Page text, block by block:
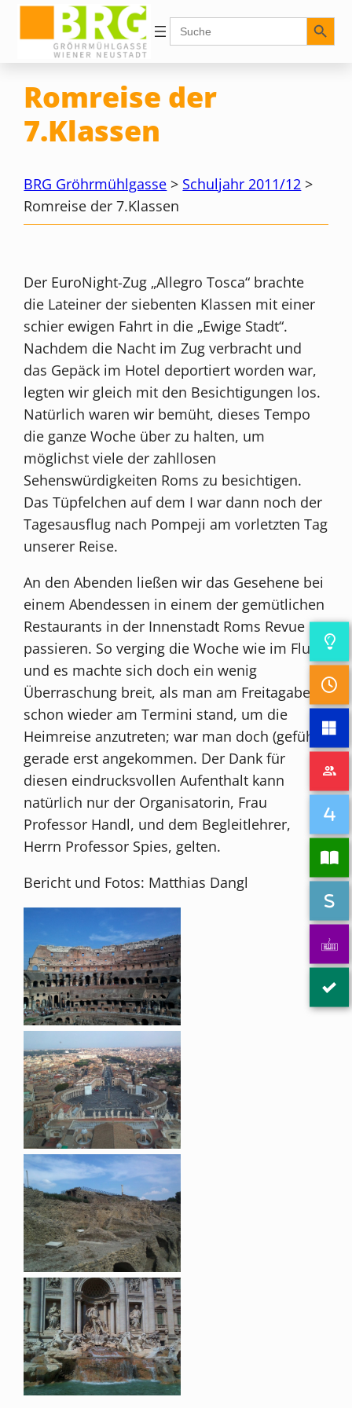
Inhalt
springen
Search
for:
Search Button
Romreise der
7.Klassen
BRG Gröhrmühlgasse > Schuljahr 2011/12 >
Romreise der 7.Klassen
Der EuroNight-Zug „Allegro Tosca“ brachte
die Lateiner der siebenten Klassen mit einer
schier ewigen Fahrt in die „Ewige Stadt“.
Nachdem die Nacht im Zug verbracht und
das Gepäck im Hotel deportiert worden war,
legten wir gleich mit den Besichtigungen los.
Natürlich waren wir bemüht, dieses Tempo
die ganze Woche über zu halten, um
möglichst viele der zahllosen
Sehenswürdigkeiten Roms zu besichtigen.
Das Tüpfelchen auf dem I war dann noch der
Tagesausflug nach Pompeji am vorletzten Tag
unserer Reise.
An den Abenden ließen wir das Gesehene bei
einem Abendessen in einem der gemütlichen
Restaurants in der Innenstadt Roms Revue
passieren. So verging die Woche wie im Flug
und es machte sich doch ein wenig
Überraschung breit, als man am Freitagabend
schon wieder am Termini stand, um die
Heimreise anzutreten; war man doch (gefühlt)
gerade erst angekommen. Der Dank für
diesen eindrucksvollen Aufenthalt kann
natürlich nur der Organisatorin, Frau
Professor Handl, und dem Begleitlehrer,
Herrn Professor Spies, gelten.
Bericht und Fotos: Matthias Dangl